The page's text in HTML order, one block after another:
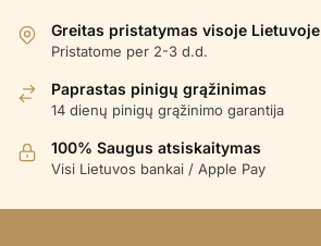
Greitas pristatymas visoje Lietuvoje
Pristatome per 2-3 d.d.
Paprastas pinigų grąžinimas
14 dienų pinigų grąžinimo garantija
100% Saugus atsiskaitymas
Visi Lietuvos bankai / Apple Pay